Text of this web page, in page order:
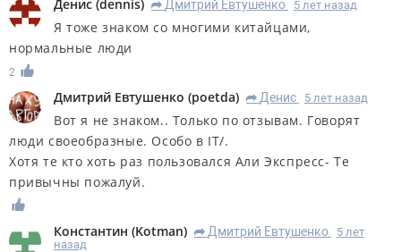
Денис (dennis) R Дмитрий Евтушенко 5 лет назад
Я тоже знаком со многими китайцами,
нормальные люди
2
Дмитрий Евтушенко (poetda) R Денис 5 лет назад
Вот я не знаком.. Только по отзывам. Говорят
люди своеобразные. Особо в IT/.
Хотя те кто хоть раз пользовался Али Экспресс- Те
привычны пожалуй.
Константин (Kotman) R Дмитрий Евтушенко
5 лет
назад